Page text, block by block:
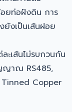
อยท่อฝังดิน การ
ยังเป็นเส้นฝอย
เส้นไม่รบกวนกัน
ญาณ RS485,
Copper